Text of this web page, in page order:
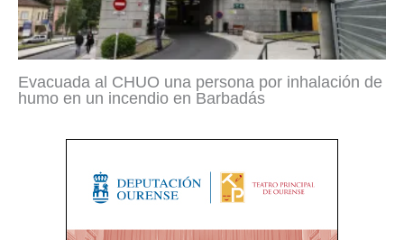
Evacuada al CHUO una persona por inhalación de
humo en un incendio en Barbadás